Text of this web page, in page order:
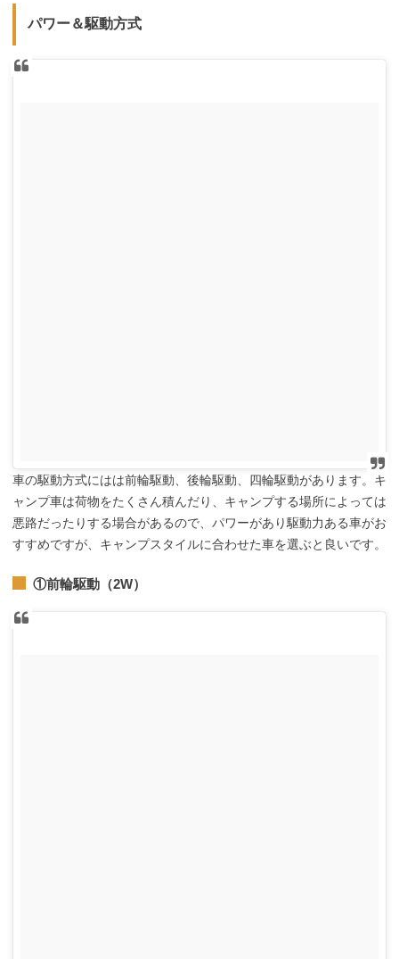
パワー＆駆動方式
車の駆動方式にはは前輪駆動、後輪駆動、四輪駆動があります。キ
ャンプ車は荷物をたくさん積んだり、キャンプする場所によっては
悪路だったりする場合があるので、パワーがあり駆動力ある車がお
すすめですが、キャンプスタイルに合わせた車を選ぶと良いです。
①前輪駆動（2W）